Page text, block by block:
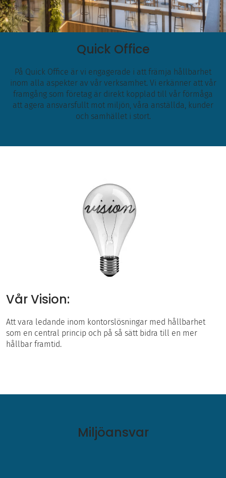
Quick Office
På Quick Office är vi engagerade i att främja hållbarhet
inom alla aspekter av vår verksamhet. Vi erkänner att vår
framgång som företag är direkt kopplad till vår förmåga
att agera ansvarsfullt mot miljön, våra anställda, kunder
och samhället i stort.
Vår Vision:
Att vara ledande inom kontorslösningar med hållbarhet
som en central princip och på så sätt bidra till en mer
hållbar framtid.
Miljöansvar